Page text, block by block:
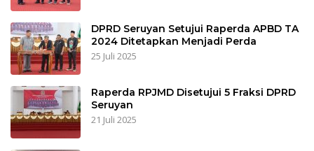
DPRD Seruyan Setujui Raperda APBD TA
2024 Ditetapkan Menjadi Perda
25 Juli 2025
Raperda RPJMD Disetujui 5 Fraksi DPRD
Seruyan
21 Juli 2025